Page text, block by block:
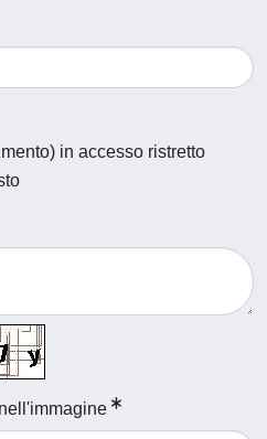
in accesso ristretto